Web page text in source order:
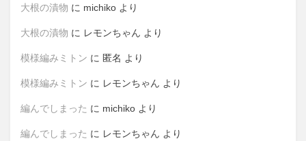
大根の漬物 に michiko より
大根の漬物 に レモンちゃん より
模様編みミトン に 匿名 より
模様編みミトン に レモンちゃん より
編んでしまった に michiko より
編んでしまった に レモンちゃん より